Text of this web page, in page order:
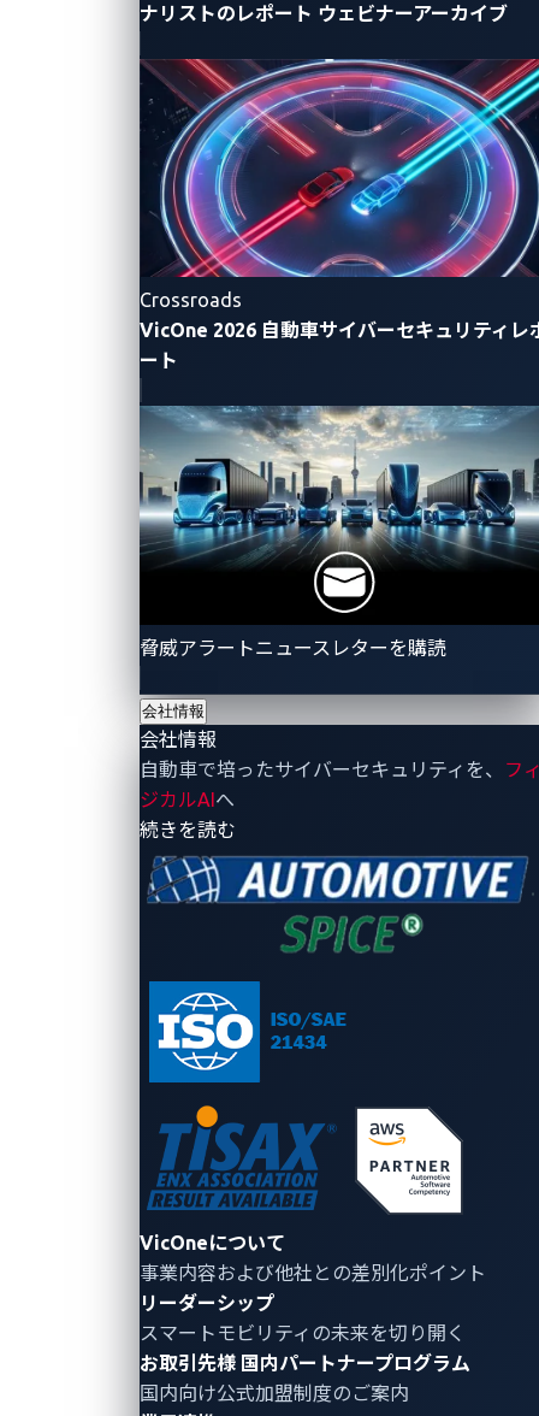
ナリストのレポート ウェビナーアーカイブ
Crossroads
VicOne 2026 自動車サイバーセキュリティレ
ート
脅威アラートニュースレターを購読
会社情報
会社情報
自動車で培ったサイバーセキュリティを、
フ
ジカルAIへ
続きを読む
VicOneについて
事業内容および他社との差別化ポイント
リーダーシップ
スマートモビリティの未来を切り開く
お取引先様 国内パートナープログラム
国内向け公式加盟制度のご案内
日本初開催となる今回は、1８０チームがエントリー
し、実際に予選に参加した143チームの中から勝ち抜
いた5チームが決勝に進出しました。決勝では自動車
セキュリティに関する問題が15問用意され、トヨタ自
動車の研究者が自動車のサイバーセキュリティに関す
る研究と教育を推進するために開発した、車載ネット
に出題されました。
熾烈なスコア争いが繰り広げられた結果、予選を1
位で通過した、チーム「ierae」が決勝でも見事1位と
なりました。第2位は予選順位4位の「TeamONE」が
勝ち取り、両チームが10月に米国で開催されるグロー
バルでの決勝、「Automotive CTF 2024 決勝」への出
場権を獲得しました。
また、決勝イベント終了後に開かれた懇親会では、
CTF参加者や本イベントに関わったゲストに参加いた
だき、参加者同士の親睦を深めるとともに、産官学の
連携を強化する貴重な機会となりました。
Automotive CTF Japan 2024
■「Automotive CTF Japan
決勝」について
本大会は8月から9月にかけて2週間の予選を実施
し、予選での獲得ポイント上位5チームが決勝大会に
進みました。決勝大会での上位2チームには、10月に